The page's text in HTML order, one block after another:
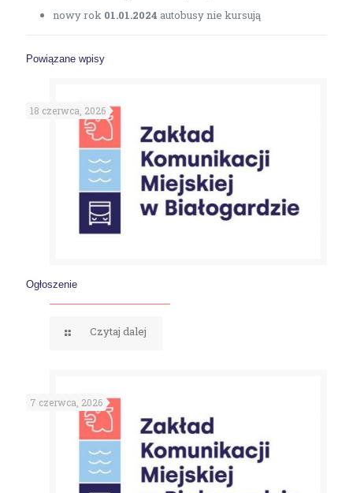
nowy rok 01.01.2024 autobusy nie kursują
Powiązane wpisy
18 czerwca, 2026
Ogłoszenie
Czytaj dalej
7 czerwca, 2026